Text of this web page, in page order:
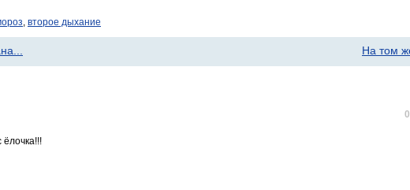
, второе дыхание
На том
0
ёлочка!!!